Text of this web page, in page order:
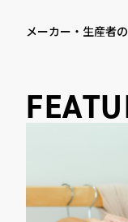
メーカー・生産者